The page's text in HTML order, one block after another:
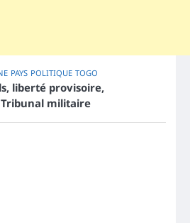
PAYS POLITIQUE TOGO
, liberté provisoire,
Tribunal militaire